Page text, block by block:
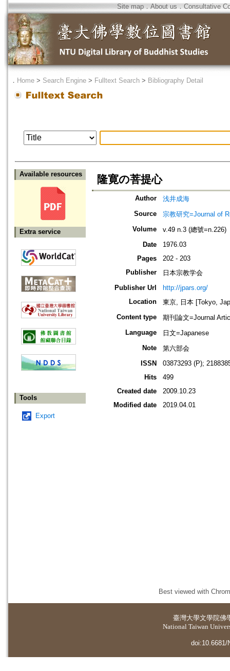
Site map．About us ． Consultative
． Home > Search Engine > Fulltext Search > Bibliography Detail
Available resources
Extra service
Tools
Export
隆寛の菩提心
Author
浅井成海
Source
宗教研究=Journal of
Volume
v.49 n.3 (總號=n.226)
Date
1976.03
Pages
202 - 203
Publisher
日本宗教学会
Publisher Url
http://jpars.org/
Location
東京, 日本 [Tokyo,
Content type
期刊論文=Journal
Language
日文=Japanese
Note
第六部会
ISSN
03873293 (P);
Hits
499
Created date
2009.10.23
Modified date
2019.04.01
Best viewed with
臺灣大學文學院佛
National Taiwan
doi:10.6681/